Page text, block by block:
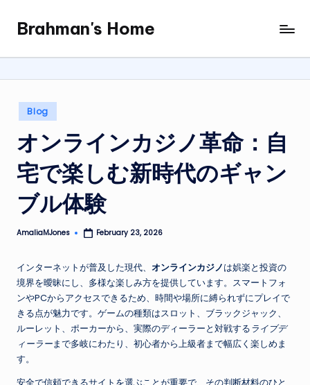
content
Brahman's Home
Spiritual
and
it
all
Posted
in
Blog
オンラインカジノ革命：自
宅で楽しむ新時代のギャン
ブル体験
Posted
AmaliaMJones February 23, 2026
インターネットが普及した現代、 オンラインカジノは娯楽と投資の
境界を曖昧にし、多様な楽しみ方を提供しています。スマートフォ
ンやPCからアクセスできるため、時間や場所に縛られずにプレイで
きる点が魅力です。ゲームの種類はスロット、ブラックジャック、
ルーレット、ポーカーから、実際のディーラーと対戦するライブデ
ィーラーまで多岐にわたり、初心者から上級者まで幅広く楽しめま
す。